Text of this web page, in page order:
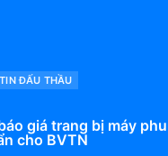
ĐẤU THẦU
giá trang bị máy
cho BVTN